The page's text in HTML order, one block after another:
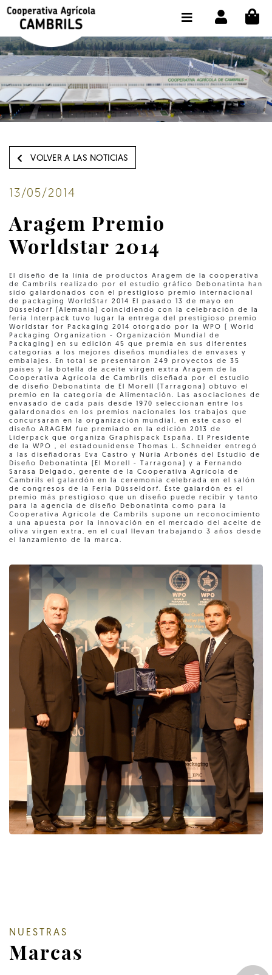
VOLVER A LAS NOTICIAS
13/05/2014
Aragem Premio
Worldstar 2014
El diseño de la línia de productos Aragem de la cooperativa
de Cambrils realizado por el estudio gráfico Debonatinta han
sido galardonados con el prestigioso premio internacional
de packaging WorldStar 2014 El pasado 13 de mayo en
Düsseldorf (Alemania) coincidiendo con la celebración de la
feria Interpack tuvo lugar la entrega del prestigioso premio
Worldstar for Packaging 2014 otorgado por la WPO ( World
Packaging Organization - Organización Mundial de
Packaging) en su edición 45 que premia en sus diferentes
categorías a los mejores diseños mundiales de envases y
embalajes. En total se presentaron 249 proyectos de 35
países y la botella de aceite virgen extra Aragem de la
Cooperativa Agrícola de Cambrils diseñada por el estudio
de diseño Debonatinta de El Morell (Tarragona) obtuvo el
premio en la categoría de Alimentación. Las asociaciones de
envasado de cada país desde 1970 seleccionan entre los
galardonados en los premios nacionales los trabajos que
concursaran en la organización mundial, en este caso el
diseño ARAGEM fue premiado en la edición 2013 de
Liderpack que organiza Graphispack España. El Presidente
de la WPO , el estadounidense Thomas L. Schneider entregó
a las diseñadoras Eva Castro y Núria Arbonés del Estudio de
Diseño Debonatinta (El Morell - Tarragona) y a Fernando
Sarasa Delgado, gerente de la Cooperativa Agrícola de
Cambrils el galardón en la ceremonia celebrada en el salón
de congresos de la Feria Düsseldorf. Éste galardón es el
premio más prestigioso que un diseño puede recibir y tanto
para la agencia de diseño Debonatinta como para la
Cooperativa Agrícola de Cambrils supone un reconocimiento
a una apuesta por la innovación en el mercado del aceite de
oliva virgen extra, en el cual llevan trabajando 3 años desde
el lanzamiento de la marca.
NUESTRAS
Marcas
TIENDA COMPRA ONLINE
LA COOPERATIVA
OLEOTOUR
PRODUCTOS
NUESTRO ACEITE
SELECCIONAR IDIOMA :